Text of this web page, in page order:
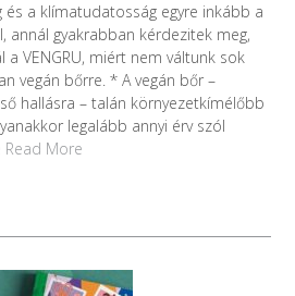
a klímatudatosság egyre inkább a
annál gyakrabban kérdezitek meg,
VENGRU, miért nem váltunk sok
vegán bőrre. * A vegán bőr –
hallásra – talán környezetkímélőbb
legalább annyi érv szól
Read More